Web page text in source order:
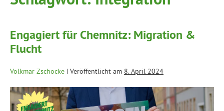
Engagiert für Chemnitz: Migration &
Flucht
Volkmar Zschocke | Veröffentlicht am 8. April 2024